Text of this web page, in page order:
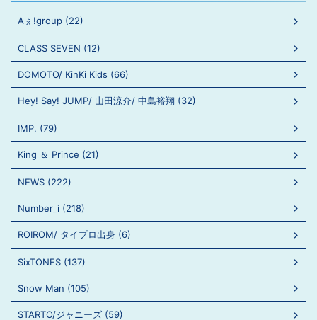
Aぇ!group (22)
CLASS SEVEN (12)
DOMOTO/ KinKi Kids (66)
Hey! Say! JUMP/ 山田涼介/ 中島裕翔 (32)
IMP. (79)
King ＆ Prince (21)
NEWS (222)
Number_i (218)
ROIROM/ タイプロ出身 (6)
SixTONES (137)
Snow Man (105)
STARTO/ジャニーズ (59)